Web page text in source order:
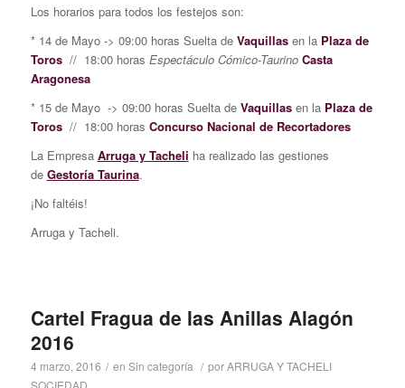
Los horarios para todos los festejos son:
* 14 de Mayo -> 09:00 horas Suelta de Vaquillasen la Plaza de
Toros// 18:00 horas Espectáculo Cómico-Taurino Casta
Aragonesa
* 15 de Mayo -> 09:00 horas Suelta de Vaquillasen la Plaza de
Toros// 18:00 horas Concurso Nacional de Recortadores
La Empresa Arruga y Tacheli ha realizado las gestiones
de Gestoría Taurina.
¡No faltéis!
Arruga y Tacheli.
Cartel Fragua de las Anillas Alagón
2016
4 marzo, 2016 / en Sin categoría / porARRUGA Y TACHELI
SOCIEDAD